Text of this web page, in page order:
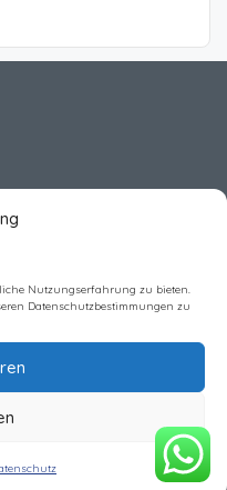
Nutzungserfahrung zu bieten.
Datenschutzbestimmungen zu
All rights reserved